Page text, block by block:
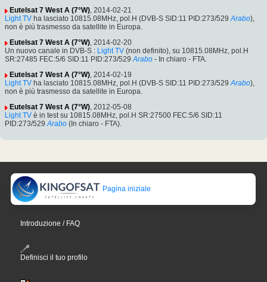
Eutelsat 7 West A (7°W), 2014-02-21
Light TV ha lasciato 10815.08MHz, pol.H (DVB-S SID:11 PID:273/529 Arabo),
non è più trasmesso da satellite in Europa.
Eutelsat 7 West A (7°W), 2014-02-20
Un nuovo canale in DVB-S : Light TV (non definito), su 10815.08MHz, pol.H
SR:27485 FEC:5/6 SID:11 PID:273/529 Arabo - In chiaro - FTA.
Eutelsat 7 West A (7°W), 2014-02-19
Light TV ha lasciato 10815.08MHz, pol.H (DVB-S SID:11 PID:273/529 Arabo),
non è più trasmesso da satellite in Europa.
Eutelsat 7 West A (7°W), 2012-05-08
Light TV è in test su 10815.08MHz, pol.H SR:27500 FEC:5/6 SID:11
PID:273/529 Arabo (In chiaro - FTA).
Pagina iniziale
Introduzione / FAQ
Definisci il tuo profilo